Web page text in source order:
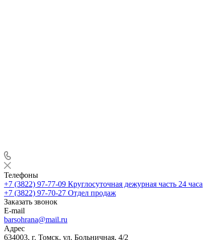
Телефоны
+7 (3822) 97-77-09 Круглосуточная дежурная часть 24 часа
+7 (3822) 97-70-27 Отдел продаж
Заказать звонок
E-mail
barsohrana@mail.ru
Адрес
634003, г. Томск, ул. Больничная, 4/2